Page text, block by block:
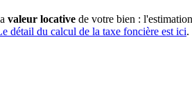
valeur locative de votre bien :
détail du calcul de la taxe foncière est ici.